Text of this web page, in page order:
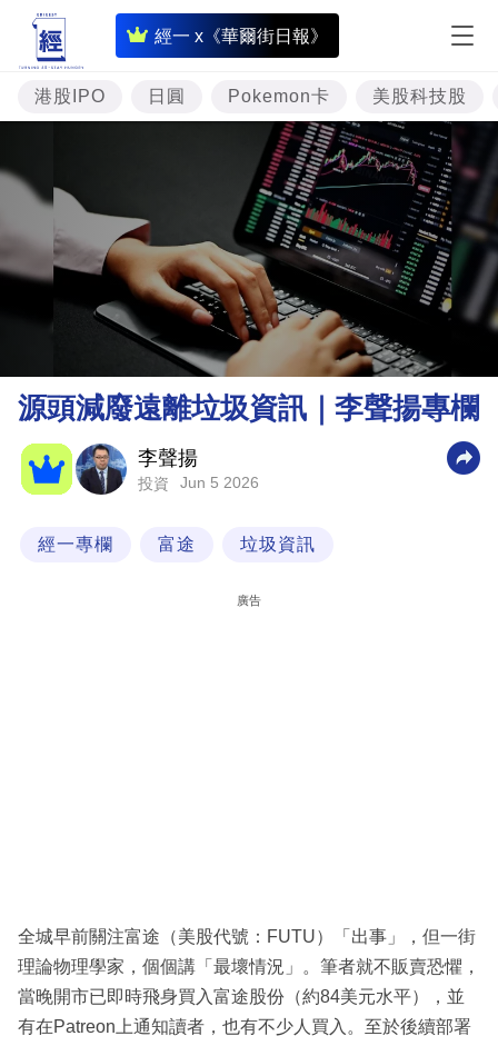
經一 x《華爾街日報》
即
時
財
經
投
樓
市
理
財
商
業
閱
專
區
港股IPO 日圓 Pokemon卡 美股科技股
源頭減廢遠離垃圾資訊｜李聲揚專欄
李聲揚
投資 Jun 5 2026
經一專欄 富途 垃圾資訊
廣告
全城早前關注富途（美股代號：FUTU）「出事」，但一街
理論物理學家，個個講「最壞情況」。筆者就不販賣恐懼，
當晚開市已即時飛身買入富途股份（約84美元水平），並
有在Patreon上通知讀者，也有不少人買入。至於後續部署